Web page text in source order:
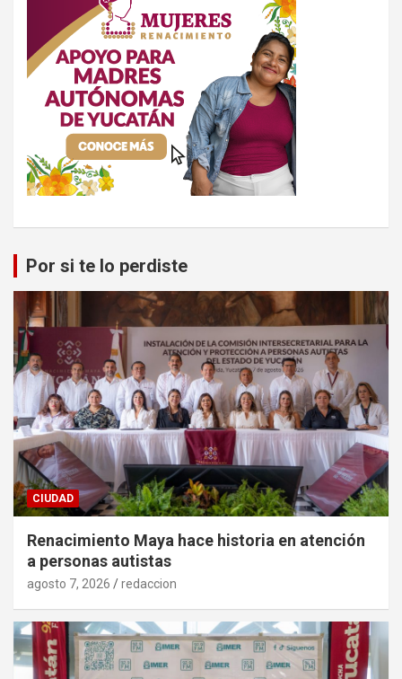
Por si te lo perdiste
CIUDAD
Renacimiento Maya hace historia en atención
a personas autistas
agosto 7, 2026 redaccion